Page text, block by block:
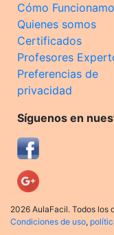
Cómo
Quienes somos
Certificados
Profesores
Preferencias de
privacidad
Síguenos en
2026 AulaFacil. Todos los
Condiciones de uso,